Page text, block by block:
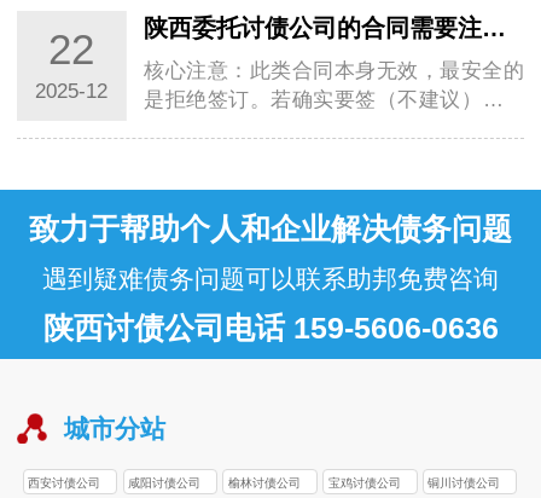
时间推进…
22
2025-12
陕西委托讨债公司的合同需要注意什么？
核心注意：此类合同本身无效，最安全的
是拒绝签订。若确实要签（不建议），重
致力于帮助个人和企业解决债务问题
遇到疑难债务问题可以联系助邦免费咨询
陕西讨债公司电话 159-5606-0636
城市分站
西安讨债公司 咸阳讨债公司 榆林讨债公司 宝鸡讨债公司 铜川讨债公司